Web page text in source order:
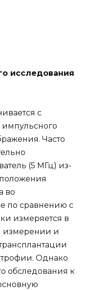
исследования
с
Часто
(5 МГц) из-
во
по сравнению с
измеряется в
измерении и
Однако
обследования к